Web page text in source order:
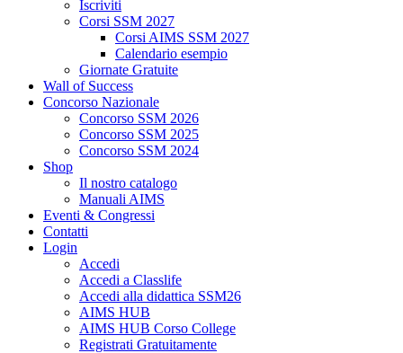
Iscriviti
Corsi SSM 2027
Corsi AIMS SSM 2027
Calendario esempio
Giornate Gratuite
Wall of Success
Concorso Nazionale
Concorso SSM 2026
Concorso SSM 2025
Concorso SSM 2024
Shop
Il nostro catalogo
Manuali AIMS
Eventi & Congressi
Contatti
Login
Accedi
Accedi a Classlife
Accedi alla didattica SSM26
AIMS HUB
AIMS HUB Corso College
Registrati Gratuitamente